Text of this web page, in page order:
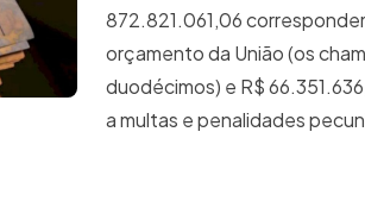
872.821.061,06
orçamento da União (os
duodécimos) e R$
a multas e penalidades